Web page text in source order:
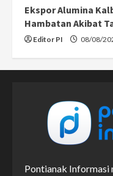
Ekspor Alumina
Hambatan Akibat
Editor PI 08/08/
Pontianak